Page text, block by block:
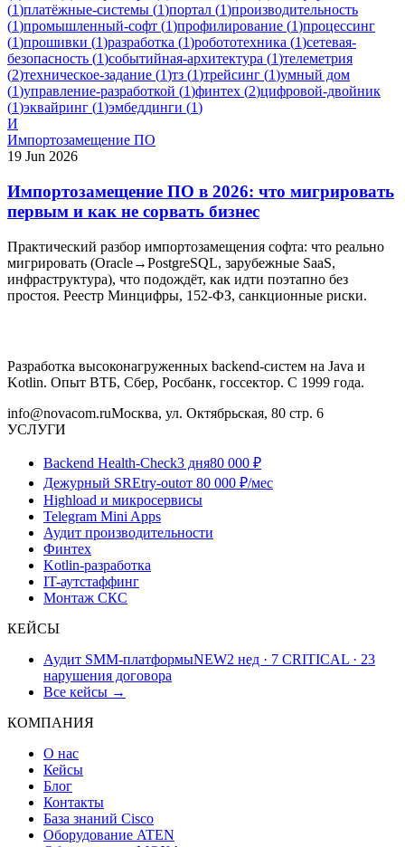
(1)платёжные-системы (1)портал (1)производительность
(1)промышленный-софт (1)профилирование (1)процессинг
(1)прошивки (1)разработка (1)робототехника (1)сетевая-
безопасность (1)событийная-архитектура (1)телеметрия
(2)техническое-задание (1)тз (1)трейсинг (1)умный дом
(1)управление-разработкой (1)финтех (2)цифровой-двойник
(1)эквайринг (1)эмбеддинги (1)
И
Импортозамещение ПО
19 Jun 2026
Импортозамещение ПО в 2026: что мигрировать
первым и как не сорвать бизнес
Практический разбор импортозамещения софта: что реально
мигрировать (Oracle→PostgreSQL, зарубежные SaaS,
инфраструктура), что подождёт, как идти поэтапно без
простоя. Реестр Минцифры, 152-ФЗ, санкционные риски.
Разработка высоконагруженных backend-систем на Java и
Kotlin. Опыт ВТБ, Сбер, Росбанк, госсектор. С 1999 года.
info@novacom.ruМосква, ул. Октябрьская, 80 стр. 6
УСЛУГИ
Backend Health-Check3 дня80 000 ₽
Дежурный SREtry-outот 80 000 ₽/мес
Highload и микросервисы
Telegram Mini Apps
Аудит производительности
Финтех
Kotlin-разработка
IT-аутстаффинг
Монтаж СКС
КЕЙСЫ
Аудит SMM-платформыNEW2 нед · 7 CRITICAL · 23
нарушения договора
Все кейсы →
КОМПАНИЯ
О нас
Кейсы
Блог
Контакты
База знаний Cisco
Оборудование ATEN